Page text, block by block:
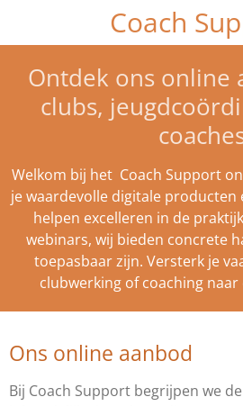
hoofdinhoud
Coach
Ontdek ons online
clubs,
Welkom bij het Coach Support
je waardevolle digitale
helpen excelleren in de
webinars, wij bieden concrete
toepasbaar zijn. Versterk je
clubwerking of coaching
Ons online aanbod
Bij Coach Support begrijpen we